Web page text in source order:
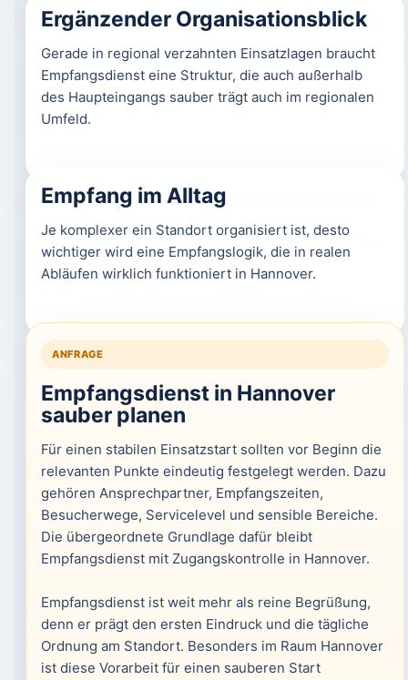
Ergänzender Organisationsblick
Gerade in regional verzahnten Einsatzlagen braucht
Empfangsdienst eine Struktur, die auch außerhalb
des Haupteingangs sauber trägt auch im regionalen
Umfeld.
Empfang im Alltag
Je komplexer ein Standort organisiert ist, desto
wichtiger wird eine Empfangslogik, die in realen
Abläufen wirklich funktioniert in Hannover.
ANFRAGE
Empfangsdienst in Hannover
sauber planen
Für einen stabilen Einsatzstart sollten vor Beginn die
relevanten Punkte eindeutig festgelegt werden. Dazu
gehören Ansprechpartner, Empfangszeiten,
Besucherwege, Servicelevel und sensible Bereiche.
Die übergeordnete Grundlage dafür bleibt
Empfangsdienst mit Zugangskontrolle in Hannover.
Empfangsdienst ist weit mehr als reine Begrüßung,
denn er prägt den ersten Eindruck und die tägliche
Ordnung am Standort. Besonders im Raum Hannover
ist diese Vorarbeit für einen sauberen Start